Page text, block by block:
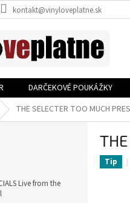
kontakt@vinyloveplatne.sk
DARČEKOVÉ POUKÁŽKY
THE SELECTER TOO MUCH
Live from the
Tip